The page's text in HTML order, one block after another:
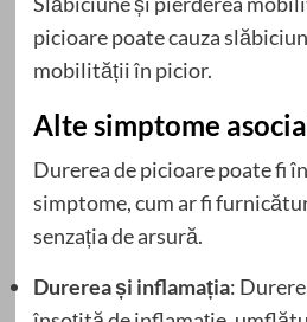
picioare poate cauza
mobilității în picior.
Alte simptome
Durerea de picioare poate fi
simptome, cum ar fi
senzația de arsură.
Durerea și inflamația: